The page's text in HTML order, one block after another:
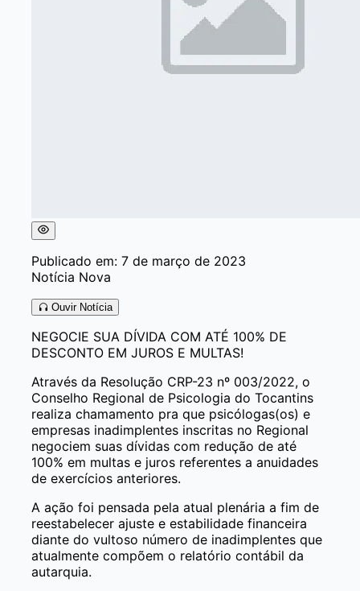
Publicado em: 7 de março de 2023
Notícia Nova
Ouvir Notícia
NEGOCIE SUA DÍVIDA COM ATÉ 100% DE
DESCONTO EM JUROS E MULTAS!
Através da Resolução CRP-23 nº 003/2022, o
Conselho Regional de Psicologia do Tocantins
realiza chamamento pra que psicólogas(os) e
empresas inadimplentes inscritas no Regional
negociem suas dívidas com redução de até
100% em multas e juros referentes a anuidades
de exercícios anteriores.
A ação foi pensada pela atual plenária a fim de
reestabelecer ajuste e estabilidade financeira
diante do vultoso número de inadimplentes que
atualmente compõem o relatório contábil da
autarquia.